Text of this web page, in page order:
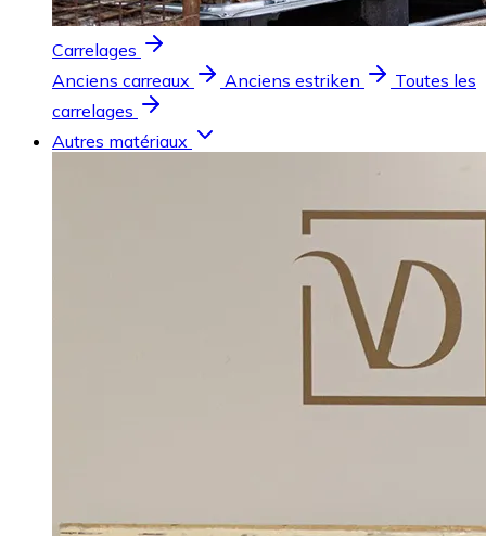
Carrelages
Anciens carreaux
Anciens estriken
Toutes les
carrelages
Autres matériaux